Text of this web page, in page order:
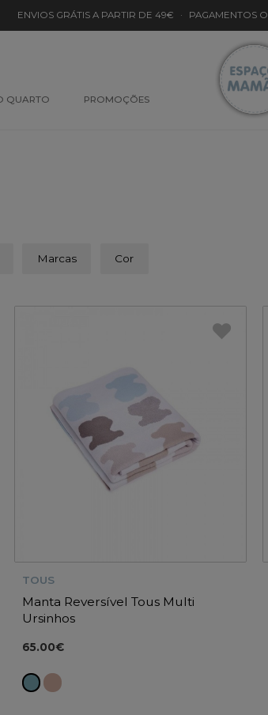
ENVIOS GRÁTIS A PARTIR DE 49€ · PAGAMENTOS
QUARTO PROMOÇÕES
Marcas Cor
TOUS
Manta Reversível Tous Multi
Ursinhos
65.00€